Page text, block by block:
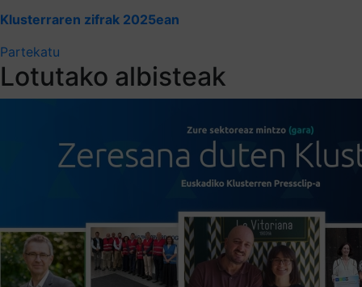
Klusterraren zifrak 2025ean
Partekatu
Lotutako albisteak